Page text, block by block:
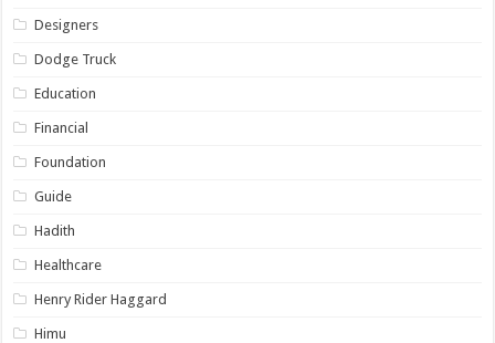
Designers
Dodge Truck
Education
Financial
Foundation
Guide
Hadith
Healthcare
Henry Rider Haggard
Himu